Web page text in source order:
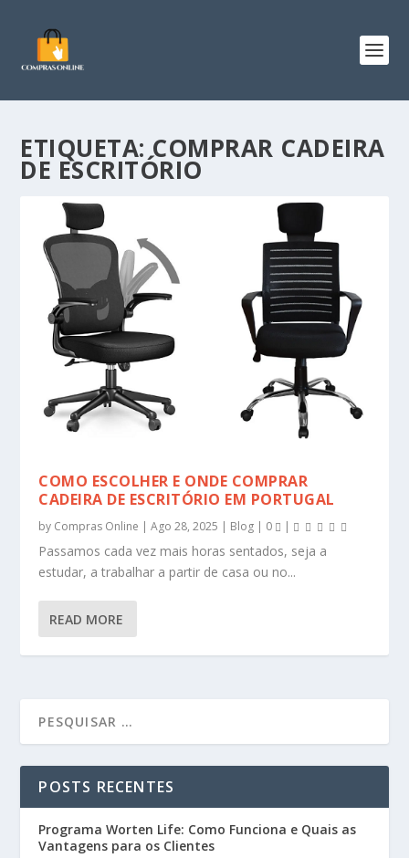
ETIQUETA:COMPRAR CADEIRA
DE ESCRITÓRIO
COMO ESCOLHER E ONDE COMPRAR
CADEIRA DE ESCRITÓRIO EM PORTUGAL
by Compras Online |Ago 28, 2025 | Blog | 0 |
Passamos cada vez mais horas sentados, seja a
estudar, a trabalhar a partir de casa ou no...
READ MORE
POSTS RECENTES
Programa Worten Life: Como Funciona e Quais as
Vantagens para os Clientes